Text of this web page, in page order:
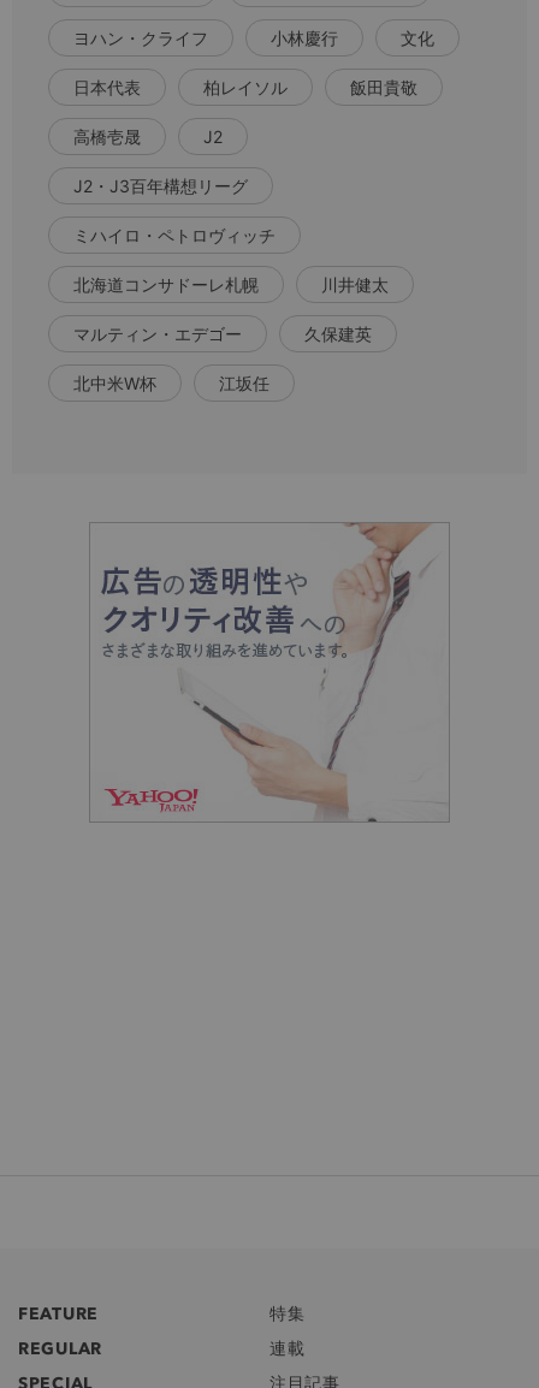
ヨハン・クライフ 小林慶行 文化
日本代表 柏レイソル 飯田貴敬
高橋壱晟 J2
J2・J3百年構想リーグ
ミハイロ・ペトロヴィッチ
北海道コンサドーレ札幌 川井健太
マルティン・エデゴー 久保建英
北中米W杯 江坂任
FEATURE
特集
REGULAR
連載
SPECIAL
注目記事